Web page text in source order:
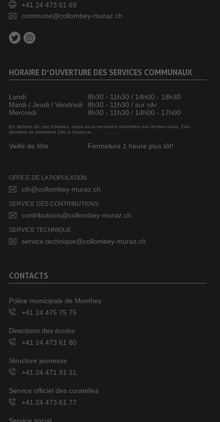
+41 24 473 61 69
commune@collombey-muraz.ch
HORAIRE D’OUVERTURE DES SERVICES COMMUNAUX
Lundi
8h30 - 11h30 / 14h00 - 18h30
Mardi / Jeudi / Vendredi
8h30 - 11h30 / sur rdv
Mercredi
8h30 - 11h30 / 14h00 - 17h00
En dehors de ces horaires, nous vous recevons volontiers sur rendez-vous. Ces
derniers se prennent 24h à l’avance.
Veille de fête Fermeture 1 heure plus tôt!
OFFICE DE LA POPULATION
cth@collombey-muraz.ch
SERVICE DES CONTRIBUTIONS
contributions@collombey-muraz.ch
SERVICE TECHNIQUE
service.technique@collombey-muraz.ch
CONTACTS
Police municipale de Monthey
+41 24 475 75 75
Directions des écoles
+41 24 473 61 80
Structure jeunesse
+41 24 471 91 31
Service officiel des curatelles
+41 24 473 61 77